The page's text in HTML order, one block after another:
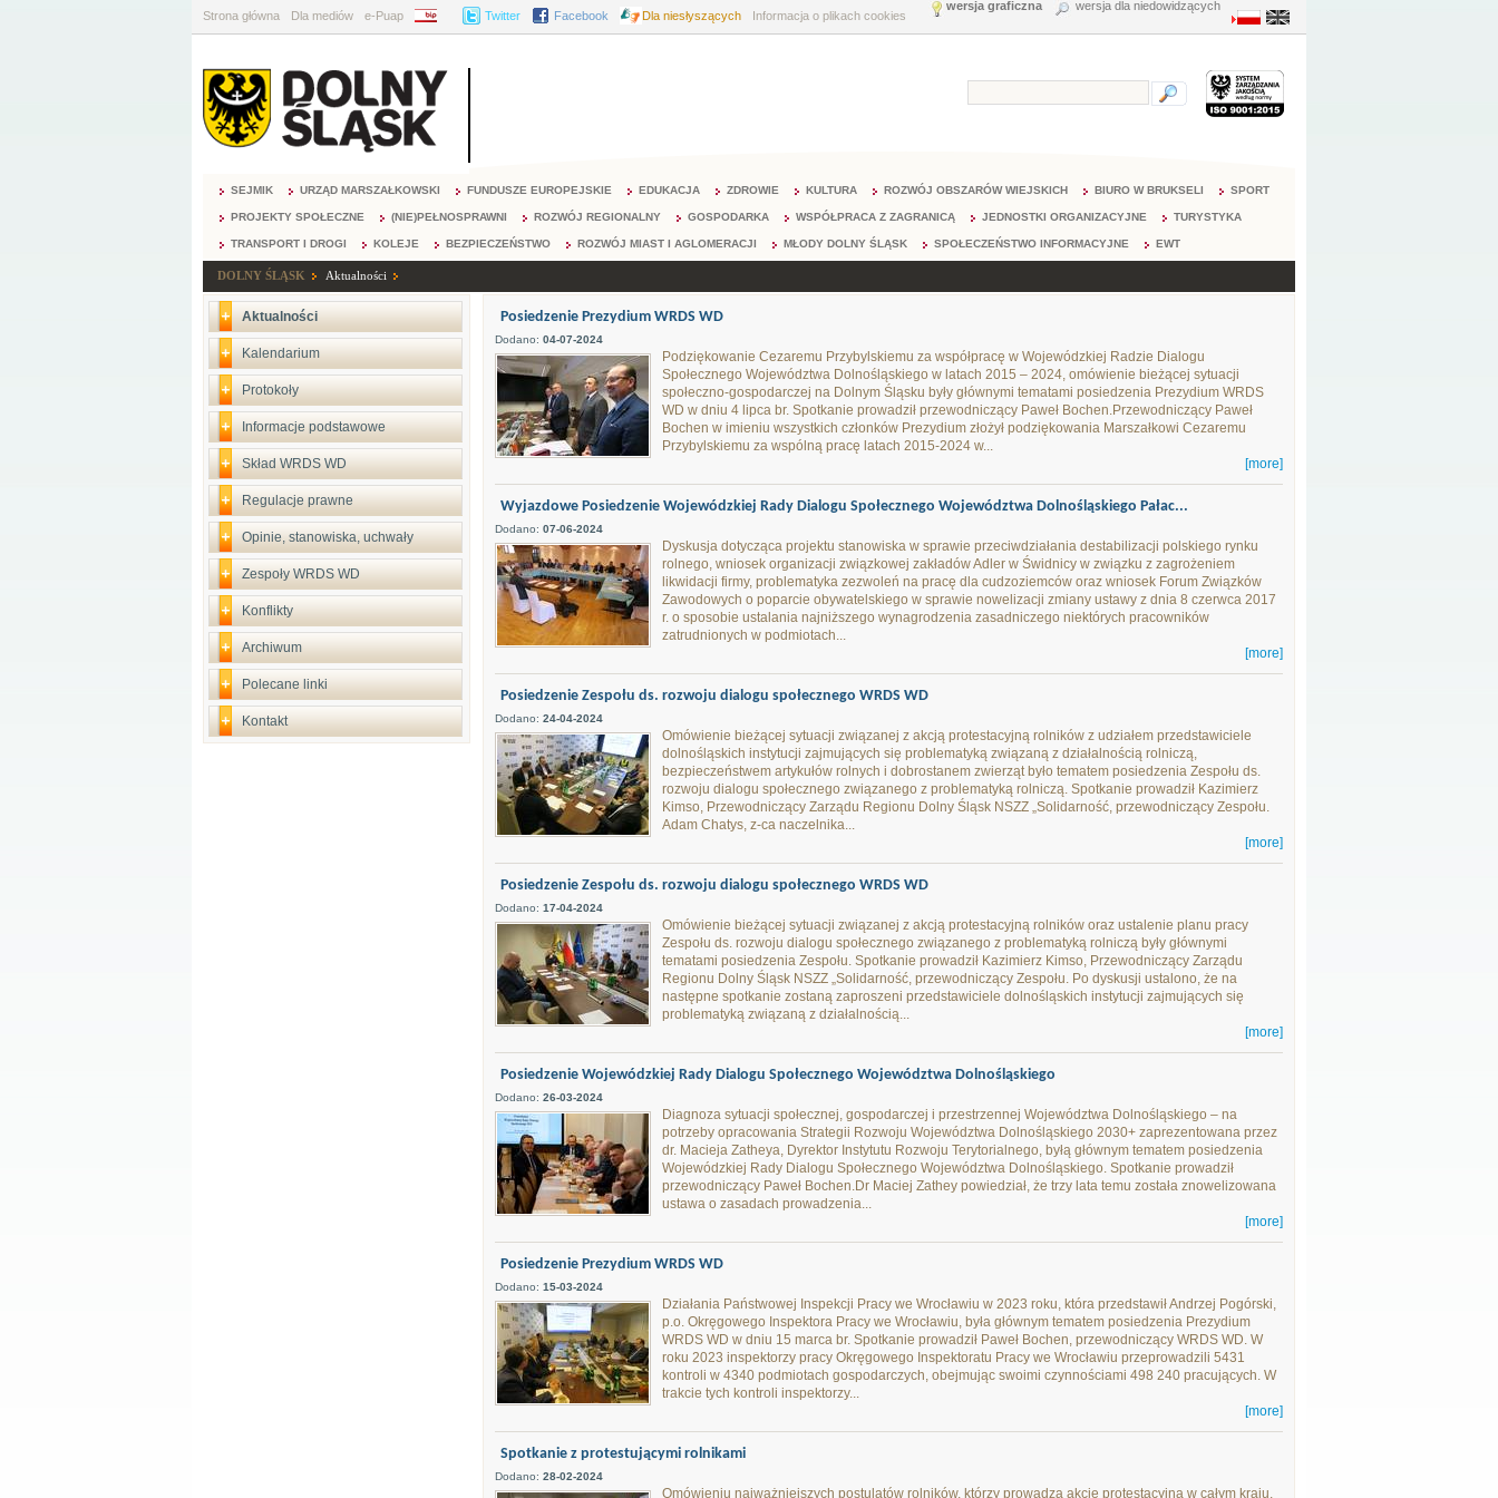
Strona główna Dla mediów e-Puap BIP Twitter Facebook Dla niesłyszących Informacja o plikach cookies
wersja graficzna wersja dla niedowidzących
SEJMIK URZĄD MARSZAŁKOWSKI FUNDUSZE EUROPEJSKIE EDUKACJA ZDROWIE KULTURA ROZWÓJ OBSZARÓW WIEJSKICH BIURO W BRUKSELI SPORT
PROJEKTY SPOŁECZNE (NIE)PEŁNOSPRAWNI ROZWÓJ REGIONALNY GOSPODARKA WSPÓŁPRACA Z ZAGRANICĄ JEDNOSTKI ORGANIZACYJNE TURYSTYKA
TRANSPORT I DROGI KOLEJE BEZPIECZEŃSTWO ROZWÓJ MIAST I AGLOMERACJI MŁODY DOLNY ŚLĄSK SPOŁECZEŃSTWO INFORMACYJNE EWT
DOLNY ŚLĄSK Aktualności
Aktualności
Kalendarium
Protokoły
Informacje podstawowe
Skład WRDS WD
Regulacje prawne
Opinie, stanowiska, uchwały
Zespoły WRDS WD
Konflikty
Archiwum
Polecane linki
Kontakt
Posiedzenie Prezydium WRDS WD
Dodano: 04-07-2024
Podziękowanie Cezaremu Przybylskiemu za współpracę w Wojewódzkiej Radzie Dialogu
Społecznego Województwa Dolnośląskiego w latach 2015 – 2024, omówienie bieżącej sytuacji
społeczno-gospodarczej na Dolnym Śląsku były głównymi tematami posiedzenia Prezydium WRDS
WD w dniu 4 lipca br. Spotkanie prowadził przewodniczący Paweł Bochen.Przewodniczący Paweł
Bochen w imieniu wszystkich członków Prezydium złożył podziękowania Marszałkowi Cezaremu
Przybylskiemu za wspólną pracę latach 2015-2024 w...
[more]
Wyjazdowe Posiedzenie Wojewódzkiej Rady Dialogu Społecznego Województwa Dolnośląskiego Pałac...
Dodano: 07-06-2024
Dyskusja dotycząca projektu stanowiska w sprawie przeciwdziałania destabilizacji polskiego rynku
rolnego, wniosek organizacji związkowej zakładów Adler w Świdnicy w związku z zagrożeniem
likwidacji firmy, problematyka zezwoleń na pracę dla cudzoziemców oraz wniosek Forum Związków
Zawodowych o poparcie obywatelskiego w sprawie nowelizacji zmiany ustawy z dnia 8 czerwca 2017
r. o sposobie ustalania najniższego wynagrodzenia zasadniczego niektórych pracowników
zatrudnionych w podmiotach...
[more]
Posiedzenie Zespołu ds. rozwoju dialogu społecznego WRDS WD
Dodano: 24-04-2024
Omówienie bieżącej sytuacji związanej z akcją protestacyjną rolników z udziałem przedstawiciele
dolnośląskich instytucji zajmujących się problematyką związaną z działalnością rolniczą,
bezpieczeństwem artykułów rolnych i dobrostanem zwierząt było tematem posiedzenia Zespołu ds.
rozwoju dialogu społecznego związanego z problematyką rolniczą. Spotkanie prowadził Kazimierz
Kimso, Przewodniczący Zarządu Regionu Dolny Śląsk NSZZ „Solidarność, przewodniczący Zespołu.
Adam Chatys, z-ca naczelnika...
[more]
Posiedzenie Zespołu ds. rozwoju dialogu społecznego WRDS WD
Dodano: 17-04-2024
Omówienie bieżącej sytuacji związanej z akcją protestacyjną rolników oraz ustalenie planu pracy
Zespołu ds. rozwoju dialogu społecznego związanego z problematyką rolniczą były głównymi
tematami posiedzenia Zespołu. Spotkanie prowadził Kazimierz Kimso, Przewodniczący Zarządu
Regionu Dolny Śląsk NSZZ „Solidarność, przewodniczący Zespołu. Po dyskusji ustalono, że na
następne spotkanie zostaną zaproszeni przedstawiciele dolnośląskich instytucji zajmujących się
problematyką związaną z działalnością...
[more]
Posiedzenie Wojewódzkiej Rady Dialogu Społecznego Województwa Dolnośląskiego
Dodano: 26-03-2024
Diagnoza sytuacji społecznej, gospodarczej i przestrzennej Województwa Dolnośląskiego – na
potrzeby opracowania Strategii Rozwoju Województwa Dolnośląskiego 2030+ zaprezentowana przez
dr. Macieja Zatheya, Dyrektor Instytutu Rozwoju Terytorialnego, byłą głównym tematem posiedzenia
Wojewódzkiej Rady Dialogu Społecznego Województwa Dolnośląskiego. Spotkanie prowadził
przewodniczący Paweł Bochen.Dr Maciej Zathey powiedział, że trzy lata temu została znowelizowana
ustawa o zasadach prowadzenia...
[more]
Posiedzenie Prezydium WRDS WD
Dodano: 15-03-2024
Działania Państwowej Inspekcji Pracy we Wrocławiu w 2023 roku, która przedstawił Andrzej Pogórski,
p.o. Okręgowego Inspektora Pracy we Wrocławiu, była głównym tematem posiedzenia Prezydium
WRDS WD w dniu 15 marca br. Spotkanie prowadził Paweł Bochen, przewodniczący WRDS WD. W
roku 2023 inspektorzy pracy Okręgowego Inspektoratu Pracy we Wrocławiu przeprowadzili 5431
kontroli w 4340 podmiotach gospodarczych, obejmując swoimi czynnościami 498 240 pracujących. W
trakcie tych kontroli inspektorzy...
[more]
Spotkanie z protestującymi rolnikami
Dodano: 28-02-2024
Omówieniu najważniejszych postulatów rolników, którzy prowadzą akcję protestacyjną w całym kraju,